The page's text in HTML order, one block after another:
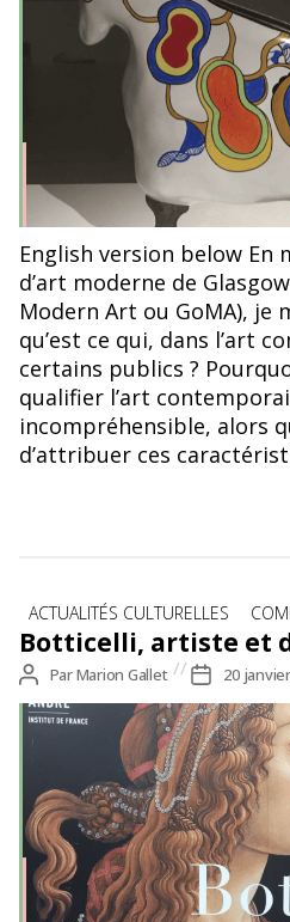
l’article
l’article
English version below En
d’art moderne de
Modern Art ou GoMA), je
qu’est ce qui, dans l’art
certains publics ?
qualifier l’art
incompréhensible, alors
d’attribuer ces
Catégories
ACTUALITÉS CULTURELLES
Botticelli, artiste et
Auteur
de
l’article
ParMarion Gallet
Date
de
l’article
20